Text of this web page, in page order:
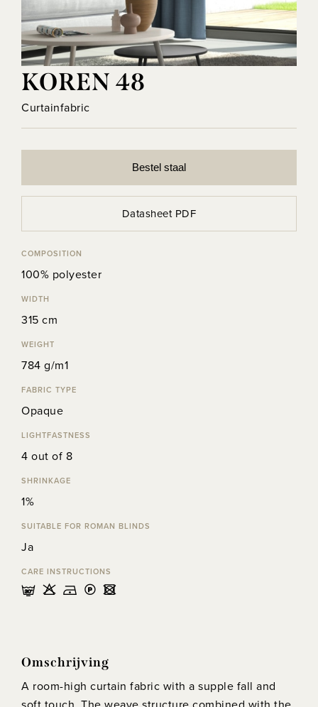
KOREN 48
Curtainfabric
Bestel staal
Datasheet PDF
COMPOSITION
100% polyester
WIDTH
315 cm
WEIGHT
784 g/m1
FABRIC TYPE
Opaque
LIGHTFASTNESS
4 out of 8
SHRINKAGE
1%
SUITABLE FOR ROMAN BLINDS
Ja
CARE INSTRUCTIONS
mHDLU
Omschrijving
A room-high curtain fabric with a supple fall and